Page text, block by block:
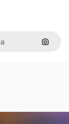
Cerca